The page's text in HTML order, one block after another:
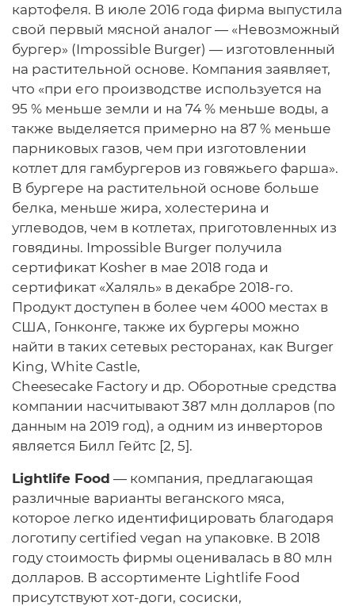
картофеля. В июле 2016 года фирма выпустила
свой первый мясной аналог — «Невозможный
бургер» (Impossible Burger) — изготовленный
на растительной основе. Компания заявляет,
что «при его производстве используется на
95 % меньше земли и на 74 % меньше воды, а
также выделяется примерно на 87 % меньше
парниковых газов, чем при изготовлении
котлет для гамбургеров из говяжьего фарша».
В бургере на растительной основе больше
белка, меньше жира, холестерина и
углеводов, чем в котлетах, приготовленных из
говядины. Impossible Burger получила
сертификат Kosher в мае 2018 года и
сертификат «Халяль» в декабре 2018-го.
Продукт доступен в более чем 4000 местах в
США, Гонконге, также их бургеры можно
найти в таких сетевых ресторанах, как Burger
King, White Castle,
Cheesecake Factory и др. Оборотные средства
компании насчитывают 387 млн долларов (по
данным на 2019 год), а одним из инверторов
является Билл Гейтс [2, 5].
Lightlife Food — компания, предлагающая
различные варианты веганского мяса,
которое легко идентифицировать благодаря
логотипу certiﬁed vegan на упаковке. В 2018
году стоимость фирмы оценивалась в 80 млн
долларов. В ассортименте Lightlife Food
присутствуют хот-доги, сосиски,